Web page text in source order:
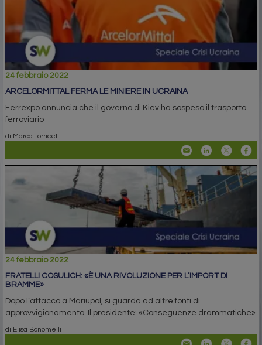
24 febbraio 2022
ARCELORMITTAL FERMA LE MINIERE IN UCRAINA
Ferrexpo annuncia che il governo di Kiev ha sospeso il trasporto
ferroviario
di Marco Torricelli
24 febbraio 2022
FRATELLI COSULICH: «È UNA RIVOLUZIONE PER L’IMPORT DI
BRAMME»
Dopo l’attacco a Mariupol, si guarda ad altre fonti di
approvvigionamento. Il presidente: «Conseguenze drammatiche»
di Elisa Bonomelli